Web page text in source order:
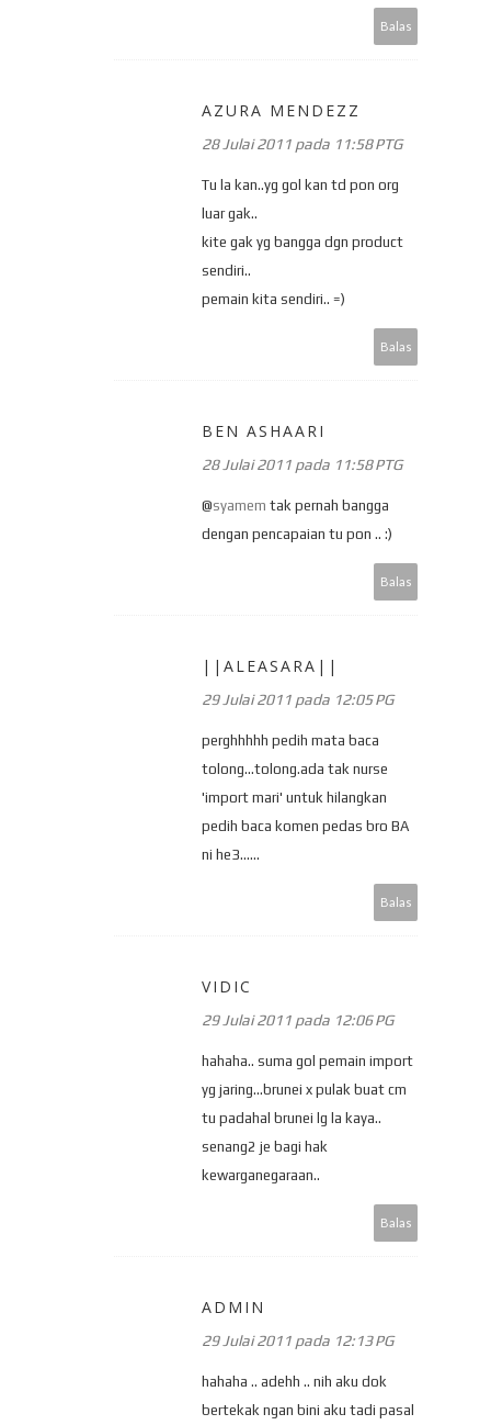
Balas
AZURA MENDEZZ
28 Julai 2011 pada 11:58 PTG
Tu la kan..yg gol kan td pon org
luar gak..
kite gak yg bangga dgn product
sendiri..
pemain kita sendiri.. =)
Balas
BEN ASHAARI
28 Julai 2011 pada 11:58 PTG
@syamem tak pernah bangga
dengan pencapaian tu pon .. :)
Balas
||ALEASARA||
29 Julai 2011 pada 12:05 PG
perghhhhh pedih mata baca
tolong...tolong.ada tak nurse
'import mari' untuk hilangkan
pedih baca komen pedas bro BA
ni he3......
Balas
VIDIC
29 Julai 2011 pada 12:06 PG
hahaha.. suma gol pemain import
yg jaring...brunei x pulak buat cm
tu padahal brunei lg la kaya..
senang2 je bagi hak
kewarganegaraan..
Balas
ADMIN
29 Julai 2011 pada 12:13 PG
hahaha .. adehh .. nih aku dok
bertekak ngan bini aku tadi pasal